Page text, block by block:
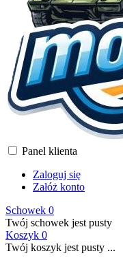
Panel klienta
Zaloguj się
Załóż konto
Schowek 0
Twój schowek jest pusty
Koszyk 0
Twój koszyk jest pusty ...